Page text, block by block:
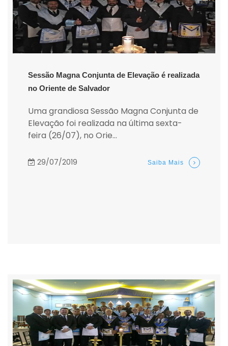
Sessão Magna Conjunta de Elevação é realizada
no Oriente de Salvador
Uma grandiosa Sessão Magna Conjunta de
Elevação foi realizada na última sexta-
feira (26/07), no Orie...
29/07/2019 Saiba Mais